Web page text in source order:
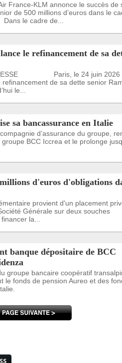
France-KLM annonce le succès de
de 500 millions d’euros dans le
le cadre de...
le refinancement de sa
PRESSE Paris, le 24 juin 2026
refinancement de sa dette senior
le...
sa bancassurance en Italie
d’assurance du groupe,
BCC Iccrea et le prolonge
d'euros d'obligations
provient d'un placement
Générale sur deux souches
la...
banque dépositaire de BCC
groupe bancaire coopératif
le fonds de pension Aureo et des